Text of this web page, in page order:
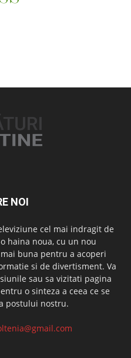
NOI
cel mai indragit de
haina noua, cu un nou
buna pentru a acoperi
si de divertisment. Va
sau sa vizitati pagina
o sinteza a ceea ce se
postului nostru.